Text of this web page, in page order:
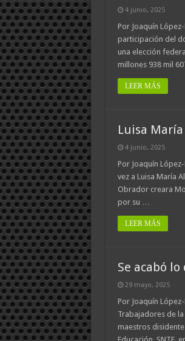
4 junio, 2025
Por Joaquín
participación del
una elección
millones 938 mil
LEER MÁS
Luisa María
4 junio, 2025
Por Joaquín
vez a Luisa María
Obrador creara
por su …
LEER MÁS
Se acabó lo
29 mayo, 2025
Por Joaquín
Trabajadores de
maestros